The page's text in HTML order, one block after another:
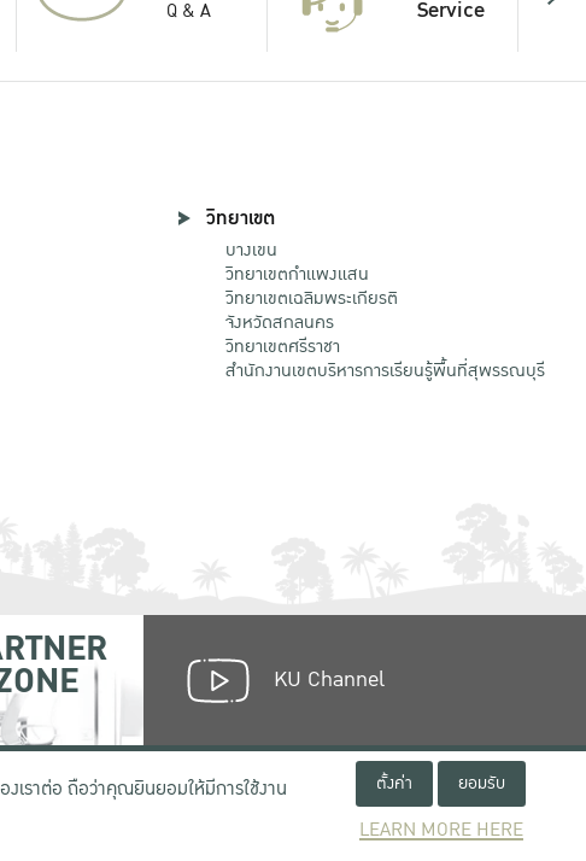
Q & A Service
วิทยาเขต
บางเขน
วิทยาเขตกําแพงแสน
วิทยาเขตเฉลิมพระเกียรติ
จังหวัดสกลนคร
วิทยาเขตศรีราชา
สำนักงานเขตบริหารการเรียนรู้พื้นที่สุพรรณบุรี
KU Channel
ข้อตกลงด้านสิทธิ์ใช้งาน นโยบายความเป็นส่วนตัว
งเราต่อ ถือว่าคุณยินยอมให้มีการใช้งาน
ตั้งค่า ยอมรับ
LEARN MORE HERE